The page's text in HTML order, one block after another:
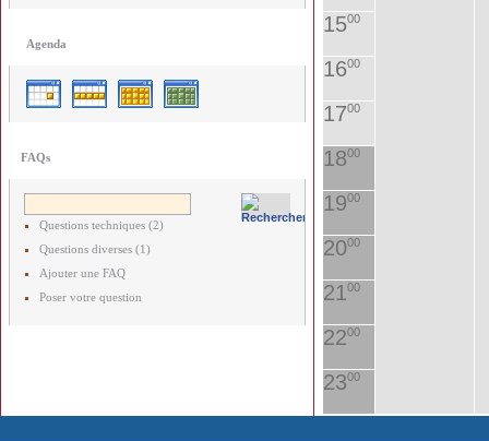
Agenda
FAQs
Questions techniques (2)
Questions diverses (1)
Ajouter une FAQ
Poser votre question
1500
1600
1700
1800
1900
2000
2100
2200
2300